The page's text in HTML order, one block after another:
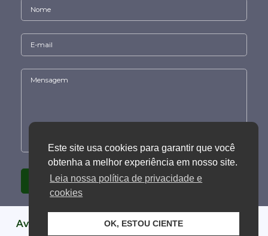
Avenida L2 Sul, Quadra 607 Edifício Metrópolis -
Este site usa cookies para garantir que você
obtenha a melhor experiência em nosso site.
Leia nossa política de privacidade e
cookies
OK, ESTOU CIENTE